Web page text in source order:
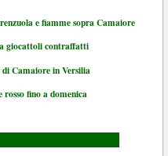
e fiamme sopra Camaiore
giocattoli contraffatti
Camaiore in Versilia
fino a domenica